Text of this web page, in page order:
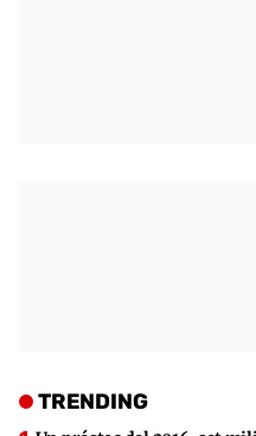
TRENDING